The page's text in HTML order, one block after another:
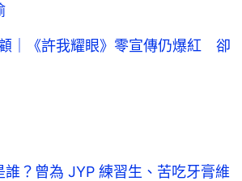
｜《許我耀眼》零宣傳仍爆紅 卻
誰？曾為 JYP 練習生、苦吃牙膏維